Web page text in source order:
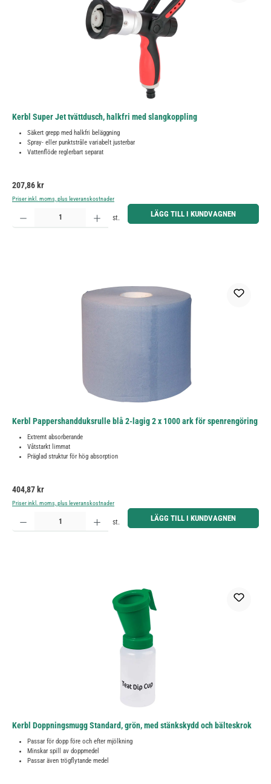
Kerbl Super Jet tvättdusch, halkfri med slangkoppling
Säkert grepp med halkfri beläggning
Spray- eller punktstråle variabelt justerbar
Vattenflöde reglerbart separat
Ordinarie pris:
207,86 kr
Priser inkl. moms, plus leveranskostnader
Produktkvantitet: Ange önskat belopp eller använd knapparna för att öka eller minska kvantiteten.
st. LÄGG TILL I KUNDVAGNEN
Kerbl Pappershandduksrulle blå 2-lagig 2 x 1000 ark för spenrengöring
Extremt absorberande
Våtstarkt limmat
Präglad struktur för hög absorption
Ordinarie pris:
404,87 kr
Priser inkl. moms, plus leveranskostnader
Produktkvantitet: Ange önskat belopp eller använd knapparna för att öka eller minska kvantiteten.
st. LÄGG TILL I KUNDVAGNEN
Kerbl Doppningsmugg Standard, grön, med stänkskydd och bälteskrok
Passar för dopp före och efter mjölkning
Minskar spill av doppmedel
Passar även trögflytande medel